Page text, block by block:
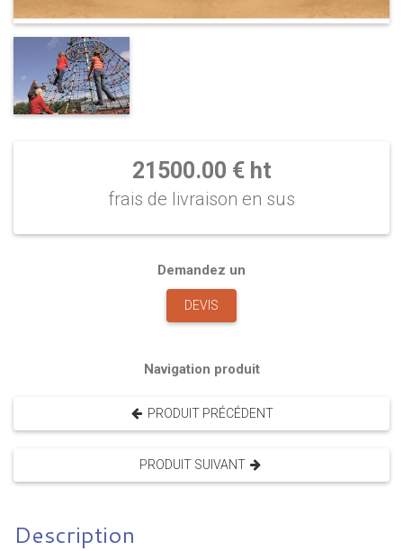
21500.00 € ht
frais de livraison en sus
Demandez un
DEVIS
Navigation produit
PRODUIT PRÉCÉDENT
PRODUIT SUIVANT
Description